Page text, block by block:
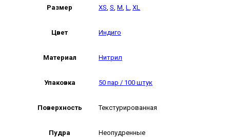
Размер XS S M L XL
Цвет Индиго
Материал Нитрил
Упаковка 50 пар / 100 штук
Поверхность Текстурированная
Пудра Неопудренные